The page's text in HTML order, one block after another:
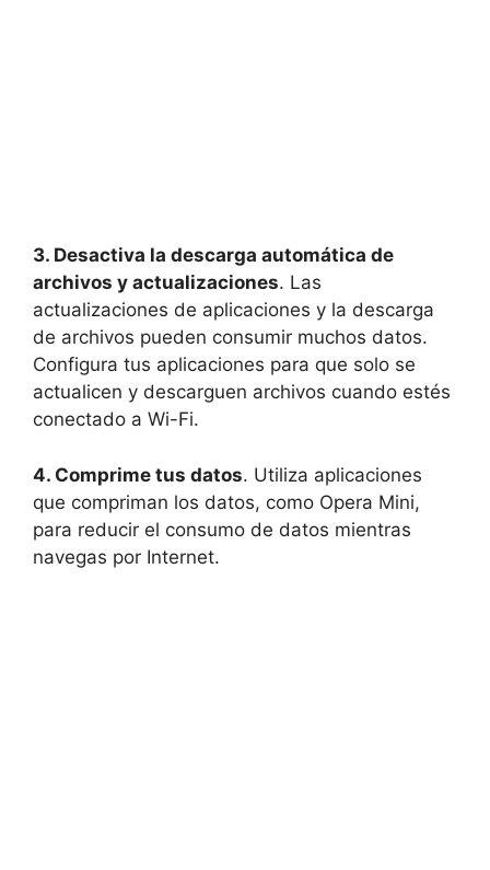
3. Desactiva la descarga automática de
archivos y actualizaciones. Las
actualizaciones de aplicaciones y la descarga
de archivos pueden consumir muchos datos.
Configura tus aplicaciones para que solo se
actualicen y descarguen archivos cuando estés
conectado a Wi-Fi.
4. Comprime tus datos. Utiliza aplicaciones
que compriman los datos, como Opera Mini,
para reducir el consumo de datos mientras
navegas por Internet.